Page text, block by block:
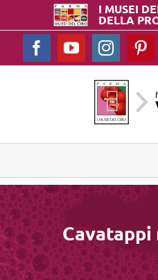
I MUSEI
DELLA
FacebookYouTube